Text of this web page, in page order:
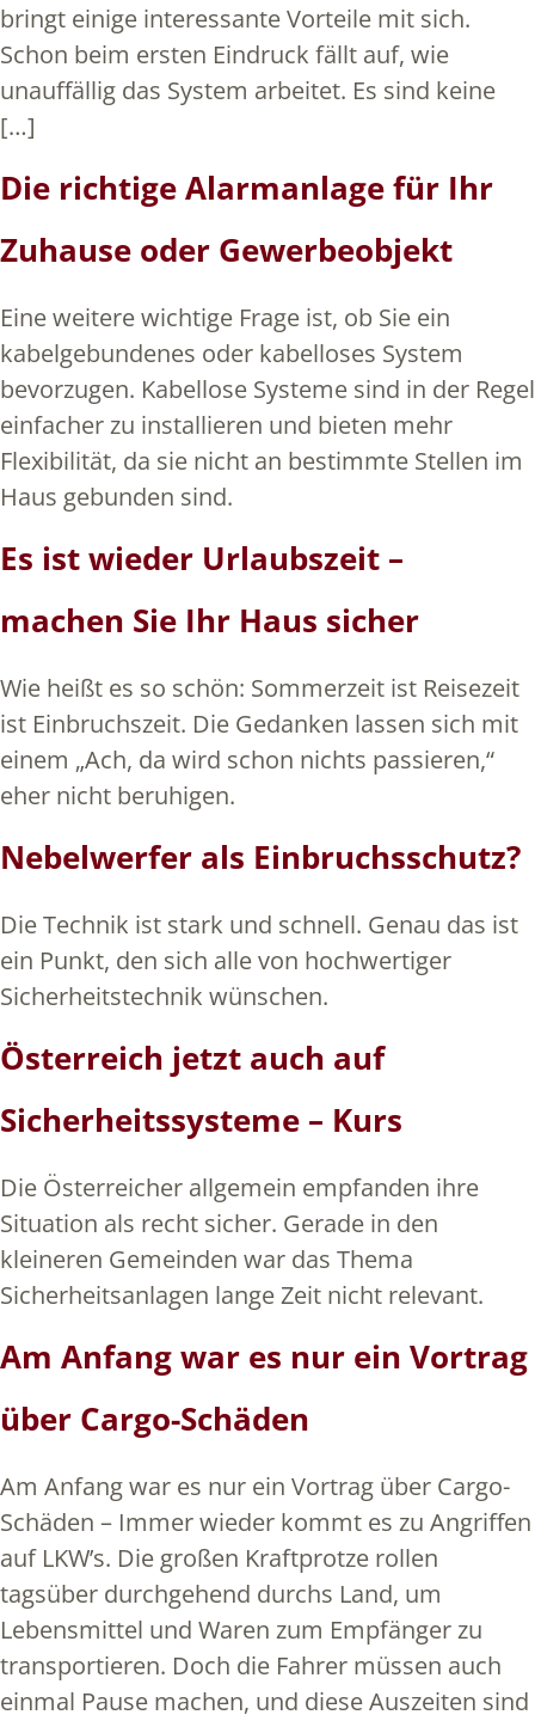
bringt einige interessante Vorteile mit sich.
Schon beim ersten Eindruck fällt auf, wie
unauffällig das System arbeitet. Es sind keine
[…]
Die richtige Alarmanlage für Ihr
Zuhause oder Gewerbeobjekt
Eine weitere wichtige Frage ist, ob Sie ein
kabelgebundenes oder kabelloses System
bevorzugen. Kabellose Systeme sind in der Regel
einfacher zu installieren und bieten mehr
Flexibilität, da sie nicht an bestimmte Stellen im
Haus gebunden sind.
Es ist wieder Urlaubszeit –
machen Sie Ihr Haus sicher
Wie heißt es so schön: Sommerzeit ist Reisezeit
ist Einbruchszeit. Die Gedanken lassen sich mit
einem „Ach, da wird schon nichts passieren,“
eher nicht beruhigen.
Nebelwerfer als Einbruchsschutz?
Die Technik ist stark und schnell. Genau das ist
ein Punkt, den sich alle von hochwertiger
Sicherheitstechnik wünschen.
Österreich jetzt auch auf
Sicherheitssysteme – Kurs
Die Österreicher allgemein empfanden ihre
Situation als recht sicher. Gerade in den
kleineren Gemeinden war das Thema
Sicherheitsanlagen lange Zeit nicht relevant.
Am Anfang war es nur ein Vortrag
über Cargo-Schäden
Am Anfang war es nur ein Vortrag über Cargo-
Schäden – Immer wieder kommt es zu Angriffen
auf LKW’s. Die großen Kraftprotze rollen
tagsüber durchgehend durchs Land, um
Lebensmittel und Waren zum Empfänger zu
transportieren. Doch die Fahrer müssen auch
einmal Pause machen, und diese Auszeiten sind